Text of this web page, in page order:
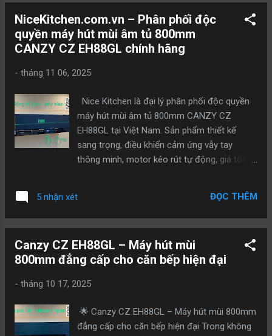
Tích Lớn – Linh Hoạt Cho Mọi Không Gian
Bếp Máy có thiết kế đứng độc lập, nhưng
cũng có thể lắp âm tủ, rất linh hoạt cho nhiều
đĩa châu Âu, đủ để đáp ứng nhu cầu gia đình
đông người hoặc những buổi tiệc nhỏ. Máy
được trang bị 3 tầng giá rửa, cùng giàn rửa
dưới có thể nâng hạ – một điểm đột phá
giúp bạn dễ dàng xếp nồi to hoặc các vật
dụng nhỏ hơn. 2. Công Nghệ Làm Sạch
Mạnh Mẽ Máy rửa bát sử dụng 5 tay phun (3
nước lên mọi góc, đảm bảo chén đĩa được
NiceKitchen.com.vn – Phân phối độc
quyền máy hút mùi âm tủ 800mm
CANZY CZ EH88GL chính hãng
- tháng 11 06, 2025
Nice Kitchen là đại lý phân phối độc quyền
máy hút mùi âm tủ 800mm CANZY CZ
EH88GL tại Việt Nam. Sản phẩm thiết kế
sang trọng, điều khiển cảm ứng vẫy tay
thông minh, motor kéo rút tự động, giá tốt
máy hút mùi CANZY CZ EH88GL
NiceKitchen.com.vn tự hào là đơn vị phân
800mm CANZY CZ EH88GL – model mới
nhất năm 2025, được thiết kế cho không gian
hợp tác độc quyền giữa Nice Kitchen và
Canzy Việt Nam giúp khách hàng an tâm về
chất lượng chính hãng, chế độ bảo hành
5 nhận xét ĐỌC THÊM
Canzy CZ EH88GL – Máy hút mùi
800mm đẳng cấp cho căn bếp hiện đại
- tháng 10 17, 2025
🌟 Canzy CZ EH88GL – Máy hút mùi 800mm
đẳng cấp cho căn bếp hiện đại Trong không